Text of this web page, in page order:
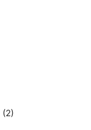
(2)